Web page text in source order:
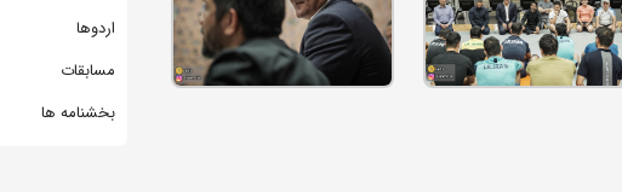
اردوها
مسابقات
بخشنامه ها